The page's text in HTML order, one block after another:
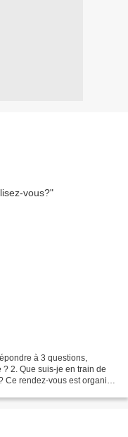
à 3 questions,
2. Que suis-je en train de
Ce rendez-vous est organisé